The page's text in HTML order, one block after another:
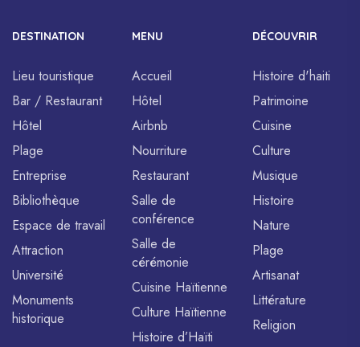
DESTINATION
Lieu touristique
Bar / Restaurant
Hôtel
Plage
Entreprise
Bibliothèque
Espace de travail
Attraction
Université
Monuments
historique
MENU
Accueil
Hôtel
Airbnb
Nourriture
Restaurant
Salle de
conférence
Salle de
cérémonie
Cuisine Haïtienne
Culture Haïtienne
Histoire d’Haïti
DÉCOUVRIR
Histoire d'haiti
Patrimoine
Cuisine
Culture
Musique
Histoire
Nature
Plage
Artisanat
Littérature
Religion